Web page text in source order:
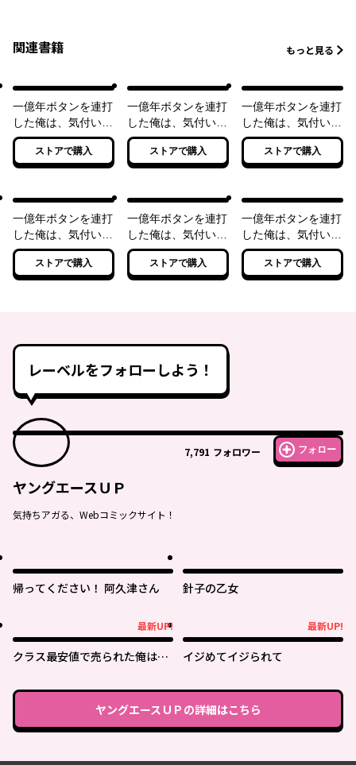
関連書籍 もっと見る
一億年ボタンを連打
した俺は、気付いた
ら最強になっていた
1 ～落第剣士の学
院無双～
ストアで購入
一億年ボタンを連打
した俺は、気付いた
ら最強になっていた
2 〜落第剣士の学
院無双〜
ストアで購入
一億年ボタンを連打
した俺は、気付いた
ら最強になっていた
3 〜落第剣士の学
院無双〜
ストアで購入
一億年ボタンを連打
した俺は、気付いた
ら最強になっていた
4 ～落第剣士の学
院無双～
ストアで購入
一億年ボタンを連打
した俺は、気付いた
ら最強になっていた
5 ～落第剣士の学
院無双～
ストアで購入
一億年ボタンを連打
した俺は、気付いた
ら最強になっていた
6 ～落第剣士の学
院無双～
ストアで購入
レーベルをフォローしよう！
7,791 フォロワー フォロー
ヤングエースＵＰ
気持ちアガる、Webコミックサイト！
帰ってください！ 阿久津さん 針子の乙女
最新UP!
クラス最安値で売られた俺は、
最新UP!
イジめてイジられて
ヤングエースＵＰ の詳細はこちら